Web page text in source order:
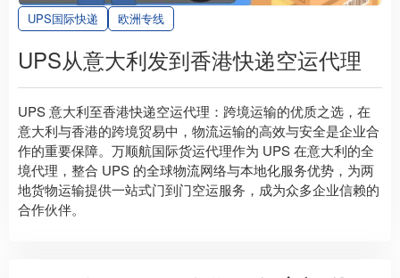
UPS国际快递 欧洲专线
UPS从意大利发到香港快递空运代理
UPS 意大利至香港快递空运代理：跨境运输的优质之选，在
意大利与香港的跨境贸易中，物流运输的高效与安全是企业合
作的重要保障。万顺航国际货运代理作为 UPS 在意大利的全
境代理，整合 UPS 的全球物流网络与本地化服务优势，为两
地货物运输提供一站式门到门空运服务，成为众多企业信赖的
合作伙伴。